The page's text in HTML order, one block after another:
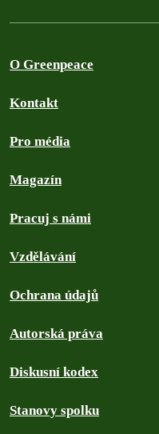
O Greenpeace
Kontakt
Pro média
Magazín
Pracuj s námi
Vzdělávání
Ochrana údajů
Autorská práva
Diskusní kodex
Stanovy spolku